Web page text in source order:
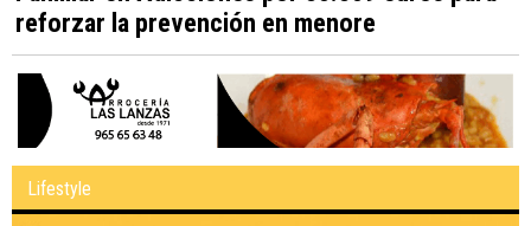
reforzar la prevención en menore
Lifestyle